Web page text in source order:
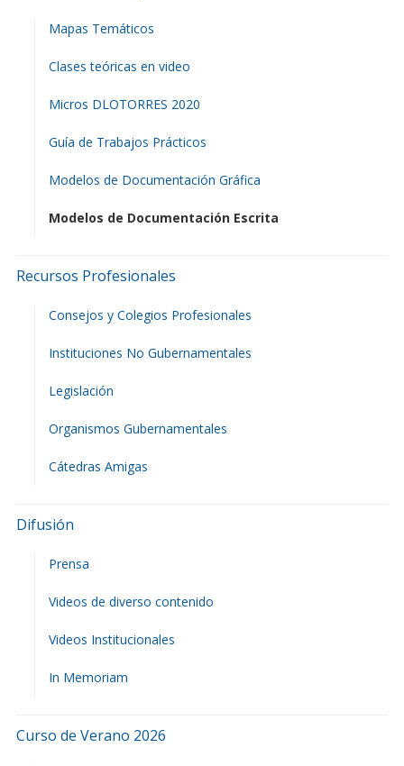
Mapas Temáticos
Clases teóricas en video
Micros DLOTORRES 2020
Guía de Trabajos Prácticos
Modelos de Documentación Gráfica
Modelos de Documentación Escrita
Recursos Profesionales
Consejos y Colegios Profesionales
Instituciones No Gubernamentales
Legislación
Organismos Gubernamentales
Cátedras Amigas
Difusión
Prensa
Videos de diverso contenido
Videos Institucionales
In Memoriam
Curso de Verano 2026